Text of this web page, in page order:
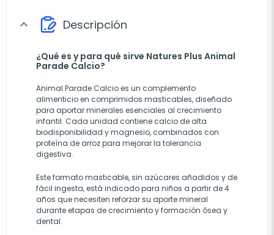
expand_more Descripción
¿Qué es y para qué sirve Natures Plus Animal
Parade Calcio?
Animal Parade Calcio es un complemento
alimenticio en comprimidos masticables, diseñado
para aportar minerales esenciales al crecimiento
infantil. Cada unidad contiene calcio de alta
biodisponibilidad y magnesio, combinados con
proteína de arroz para mejorar la tolerancia
digestiva.
Este formato masticable, sin azúcares añadidos y de
fácil ingesta, está indicado para niños a partir de 4
años que necesiten reforzar su aporte mineral
durante etapas de crecimiento y formación ósea y
dental.